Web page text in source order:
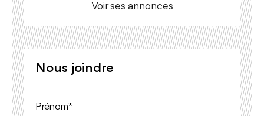
Voir ses annonces
Nous joindre
Prénom*